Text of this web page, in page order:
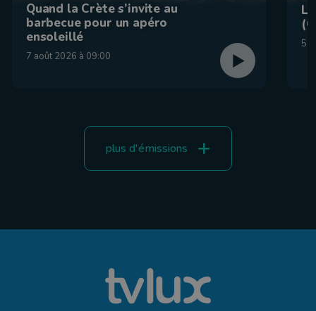
Quand la Crète s’invite au
barbecue pour un apéro
ensoleillé
7 août 2026 à 09:00
5
plus d'émissions